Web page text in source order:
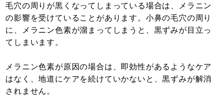
毛穴の周りが黒くなってしまっている場合は、メラニン
の影響を受けていることがあります。小鼻の毛穴の周り
に、メラニン色素が溜まってしまうと、黒ずみが目立っ
てしまいます。
メラニン色素が原因の場合は、即効性があるようなケア
はなく、地道にケアを続けていかないと、黒ずみが解消
されません。